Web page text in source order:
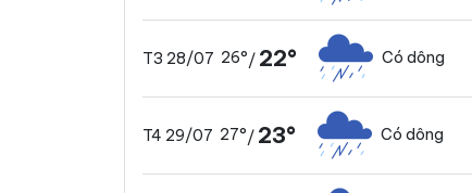
T3 28/07 26°/ 22° Có dông
T4 29/07 27°/ 23° Có dông